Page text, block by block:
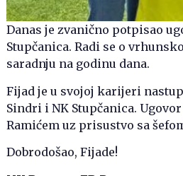
Danas je zvanično potpisao
Stupčanica. Radi se o
saradnju na godinu dana.
​Fijad je u svojoj karijeri
Sindri i NK Stupčanica.
Ramićem uz prisustvo sa
Dobrodošao, Fijade!